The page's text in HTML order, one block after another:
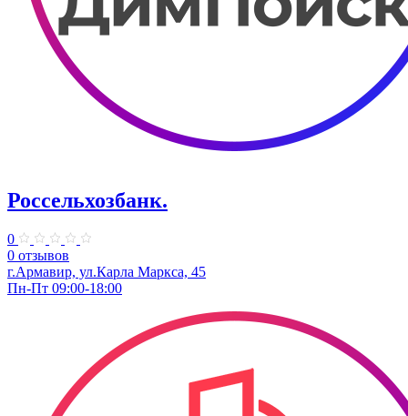
Россельхозбанк.
0
0 отзывов
г.Армавир, ул.Карла Маркса, 45
Пн-Пт 09:00-18:00